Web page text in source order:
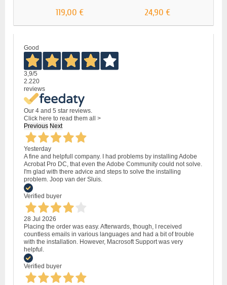
119,00 € 24,90 €
Good
3,9/5
2.220
reviews
Our 4 and 5 star reviews.
Click here to read them all >
Previous Next
Yesterday
A fine and helpfull company. I had problems by installing Adobe
Acrobat Pro DC, that even the Adobe Community could not solve.
I'm glad with there advice and steps to solve the installing
problem. Joop van der Sluis.
Verified buyer
28 Jul 2026
Placing the order was easy. Afterwards, though, I received
countless emails in various languages and had a bit of trouble
with the installation. However, Macrosoft Support was very
helpful.
Verified buyer